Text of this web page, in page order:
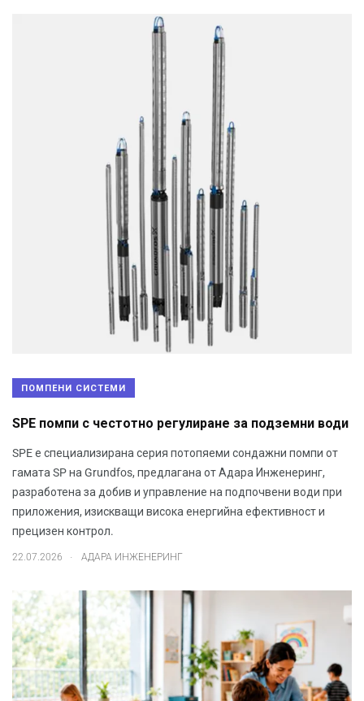
ПОМПЕНИ СИСТЕМИ
SPE помпи с честотно регулиране за подземни води
SPE е специализирана серия потопяеми сондажни помпи от
гамата SP на Grundfos, предлагана от Адара Инженеринг,
разработена за добив и управление на подпочвени води при
приложения, изискващи висока енергийна ефективност и
прецизен контрол.
22.07.2026 . АДАРА ИНЖЕНЕРИНГ